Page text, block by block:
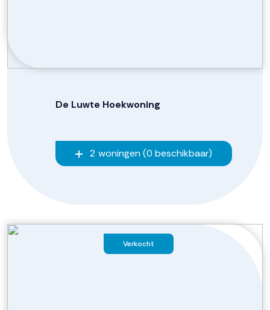
De Luwte Hoekwoning
2 woningen (0 beschikbaar)
Verkocht